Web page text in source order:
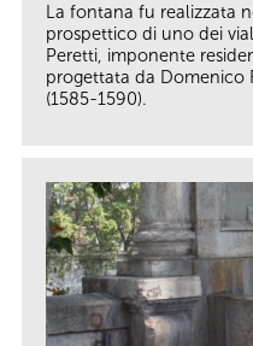
La fontana fu realizzata
prospettico di uno dei
Peretti, imponente
progettata da Domenico
(1585-1590).